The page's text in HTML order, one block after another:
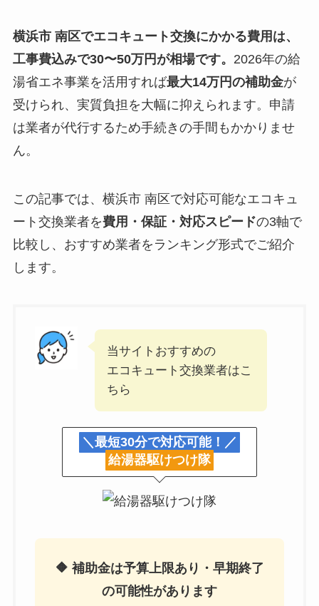
横浜市 南区でエコキュート交換にかかる費用は、
工事費込みで30〜50万円が相場です。 2026年の給
湯省エネ事業を活用すれば最大14万円の補助金が
受けられ、実質負担を大幅に抑えられます。申請
は業者が代行するため手続きの手間もかかりませ
ん。
この記事では、横浜市 南区で対応可能なエコキュ
ート交換業者を費用・保証・対応スピードの3軸で
比較し、おすすめ業者をランキング形式でご紹介
します。
当サイトおすすめの
エコキュート交換業者はこ
ちら
＼最短30分で対応可能！／
給湯器駆けつけ隊
🔶 補助金は予算上限あり・早期終了
の可能性があります